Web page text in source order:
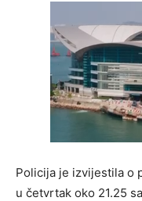
Policija je izvijestila o
u četvrtak oko 21.25